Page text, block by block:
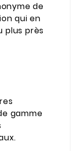
de
qui en
plus près
gamme